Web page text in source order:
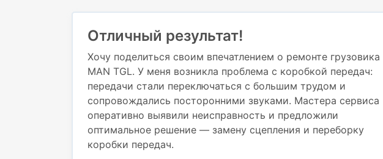
Отличный результат!
Хочу поделиться своим впечатлением о ремонте грузовика
MAN TGL. У меня возникла проблема с коробкой передач:
передачи стали переключаться с большим трудом и
сопровождались посторонними звуками. Мастера сервиса
оперативно выявили неисправность и предложили
оптимальное решение — замену сцепления и переборку
коробки передач.